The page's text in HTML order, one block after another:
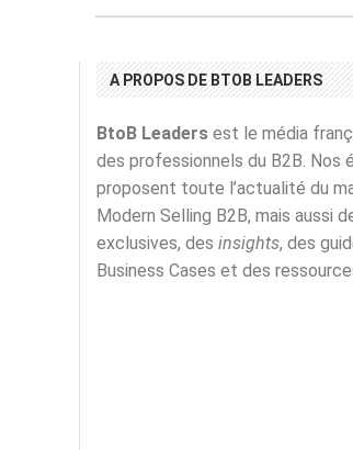
A PROPOS DE BTOB LEADERS
BtoB Leaders est le média
des professionnels du B2B. Nos
proposent toute l’actualité du
Modern Selling B2B, mais aussi
exclusives, des insights, des
Business Cases et des